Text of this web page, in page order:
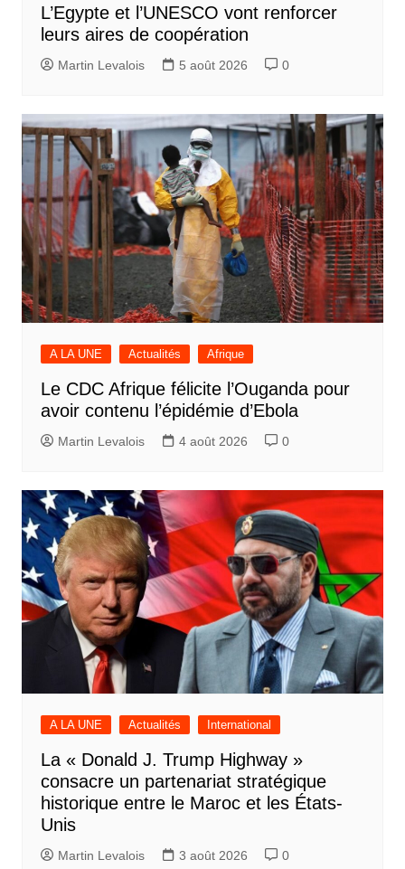
L’Egypte et l’UNESCO vont renforcer
leurs aires de coopération
Martin Levalois 5 août 2026 0
A LA UNE Actualités Afrique
Le CDC Afrique félicite l’Ouganda pour
avoir contenu l’épidémie d’Ebola
Martin Levalois 4 août 2026 0
A LA UNE Actualités International
La « Donald J. Trump Highway »
consacre un partenariat stratégique
historique entre le Maroc et les États-
Unis
Martin Levalois 3 août 2026 0